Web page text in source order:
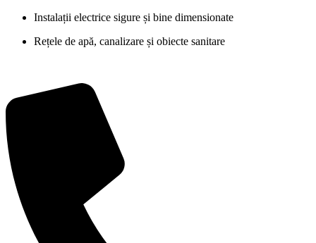
Instalații electrice sigure și bine dimensionate
Rețele de apă, canalizare și obiecte sanitare